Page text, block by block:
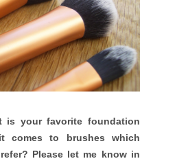
is your favorite foundation
comes to brushes which
Please let me know in